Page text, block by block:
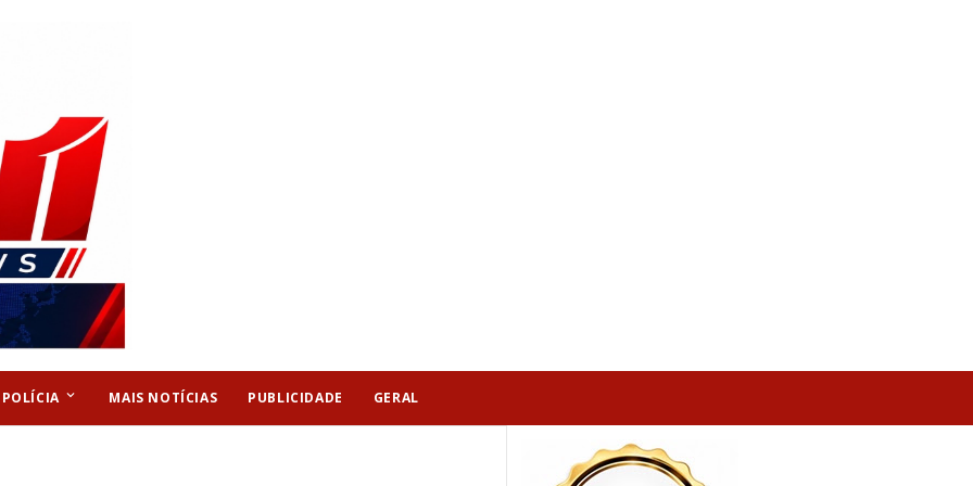
POLÍCIA keyboard_arrow_down MAIS NOTÍCIAS PUBLICIDADE GERAL